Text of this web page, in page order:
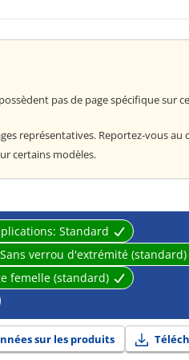
(bottom mounting, front mounting),
female thread, Option: rod end male
bumper).
to 40 mm).
and durability equivalent to
pas de page spécifique sur
représentatives. Reportez-vous au
certains modèles.
Standard
Sans verrou d'extrémité (standard)
femelle (standard)
sur les produits